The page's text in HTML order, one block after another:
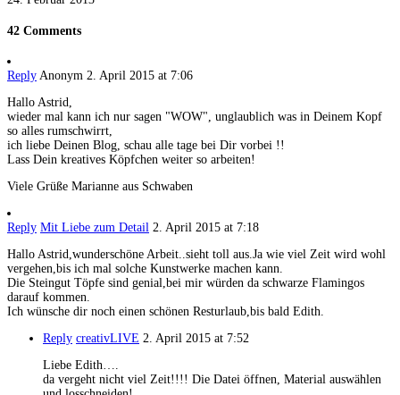
42 Comments
Reply Anonym 2. April 2015 at 7:06
Hallo Astrid,
wieder mal kann ich nur sagen "WOW", unglaublich was in Deinem Kopf
so alles rumschwirrt,
ich liebe Deinen Blog, schau alle tage bei Dir vorbei !!
Lass Dein kreatives Köpfchen weiter so arbeiten!
Viele Grüße Marianne aus Schwaben
Reply Mit Liebe zum Detail 2. April 2015 at 7:18
Hallo Astrid,wunderschöne Arbeit..sieht toll aus.Ja wie viel Zeit wird wohl
vergehen,bis ich mal solche Kunstwerke machen kann.
Die Steingut Töpfe sind genial,bei mir würden da schwarze Flamingos
darauf kommen.
Ich wünsche dir noch einen schönen Resturlaub,bis bald Edith.
Reply creativLIVE 2. April 2015 at 7:52
Liebe Edith….
da vergeht nicht viel Zeit!!!! Die Datei öffnen, Material auswählen